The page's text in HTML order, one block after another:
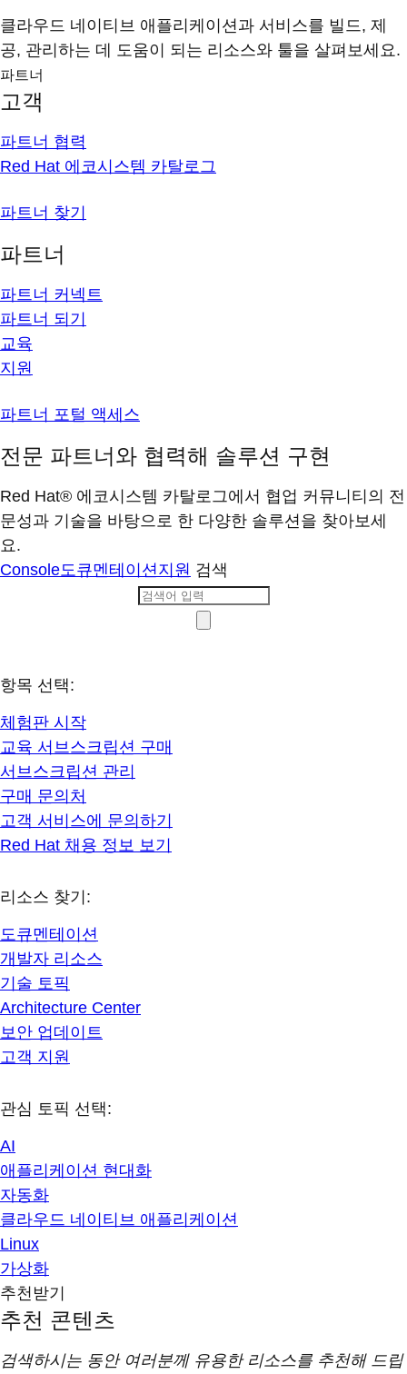
클라우드 네이티브 애플리케이션과 서비스를 빌드, 제
공, 관리하는 데 도움이 되는 리소스와 툴을 살펴보세요.
파트너
고객
파트너 협력
Red Hat 에코시스템 카탈로그
파트너 찾기
파트너
파트너 커넥트
파트너 되기
교육
지원
파트너 포털 액세스
전문 파트너와 협력해 솔루션 구현
Red Hat® 에코시스템 카탈로그에서 협업 커뮤니티의 전
문성과 기술을 바탕으로 한 다양한 솔루션을 찾아보세
요.
Console도큐멘테이션지원 검색
항목 선택:
체험판 시작
교육 서브스크립션 구매
서브스크립션 관리
구매 문의처
고객 서비스에 문의하기
Red Hat 채용 정보 보기
리소스 찾기:
도큐멘테이션
개발자 리소스
기술 토픽
Architecture Center
보안 업데이트
고객 지원
관심 토픽 선택:
AI
애플리케이션 현대화
자동화
클라우드 네이티브 애플리케이션
Linux
가상화
추천받기
추천 콘텐츠
검색하시는 동안 여러분께 유용한 리소스를 추천해 드립